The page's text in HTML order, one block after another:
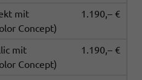
mit
Concept)
1.190,– €
mit
Concept)
1.190,– €